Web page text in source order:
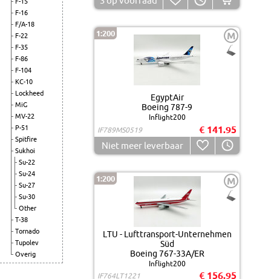
F-16
F/A-18
F-22
F-35
F-86
F-104
KC-10
Lockheed
MiG
MV-22
P-51
Spitfire
Sukhoi
Su-22
Su-24
Su-27
Su-30
Other
T-38
Tornado
Tupolev
Overig
1:200 M
EgyptAir
Boeing 787-9
Inflight200
IF789MS0519
€ 141.95
Niet meer leverbaar
1:200 M
LTU - Lufttransport-Unternehmen
Süd
Boeing 767-33A/ER
Inflight200
IF764LT1221
€ 156.95